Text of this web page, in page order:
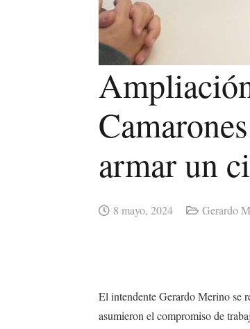
armar un
8 mayo, 2024 Gerardo
El intendente Gerardo Merino se
asumieron el compromiso de